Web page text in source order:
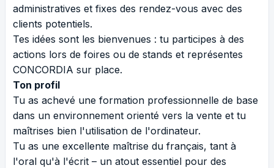
administratives et fixes des rendez-vous avec des
clients potentiels.
Tes idées sont les bienvenues : tu participes à des
actions lors de foires ou de stands et représentes
CONCORDIA sur place.
Ton profil
Tu as achevé une formation professionnelle de base
dans un environnement orienté vers la vente et tu
maîtrises bien l'utilisation de l'ordinateur.
Tu as une excellente maîtrise du français, tant à
l'oral qu'à l'écrit – un atout essentiel pour des